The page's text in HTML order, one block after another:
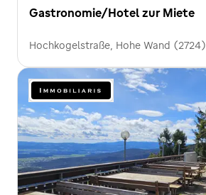
Gastronomie/Hotel zur Miete
Hochkogelstraße, Hohe Wand (2724)